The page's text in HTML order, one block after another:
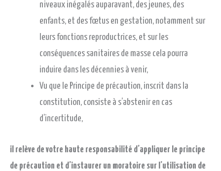
niveaux inégalés auparavant, des jeunes, des
enfants, et des fœtus en gestation, notamment sur
leurs fonctions reproductrices, et sur les
conséquences sanitaires de masse cela pourra
induire dans les décennies à venir,
Vu que le Principe de précaution, inscrit dans la
constitution, consiste à s’abstenir en cas
d’incertitude,
il relève de votre haute responsabilité d’appliquer le principe
de précaution et d’instaurer un moratoire sur l’utilisation de